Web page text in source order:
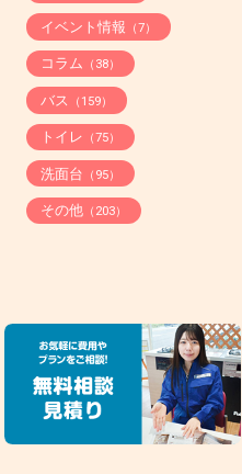
イベント情報 （7）
コラム （38）
バス （159）
トイレ （75）
洗面台 （95）
その他（203）